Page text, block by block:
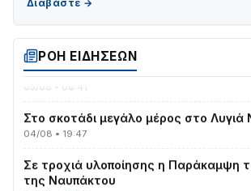
ΡΟΗ ΕΙΔΗΣΕΩΝ
Παράδοση, Χορός & Γλέντι!
08/08 • 12:01
ΤΟ ΠΑΡΤΥ ΣΥΝΕΧΙΖΕΤΑΙ…
05/08 • 08:41
04/08 • 19:47
της Ναυπάκτου
04/08 • 12:08